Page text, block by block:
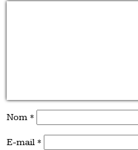
Nom *
E-mail *